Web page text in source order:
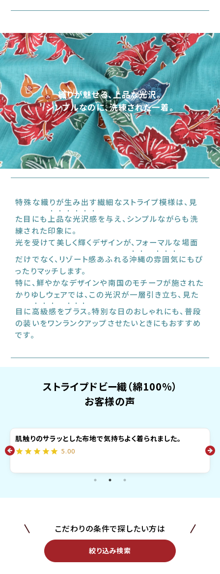
織りが魅せる、上品な光沢。
シンプルなのに、洗練された一着。
特殊な織りが生み出す繊細なストライプ模様は、見
た目にも 上品な光沢感を与え、シンプルながらも洗
練された印象に。
光を受けて美しく輝くデザインが、フォーマルな場面
だけでなく、リゾート感あふれる沖縄の雰囲気にもぴ
ったりマッチします。
特に、鮮やかなデザインや南国のモチーフが施された
かりゆしウェアでは、この光沢が一層引き立ち、見た
目に高級感をプラス。特別な日のおしゃれにも、普段
の装いをワンランクアップさせたいときにもおすすめ
です。
ストライプドビー織（綿100%）
お客様の声
ました。
生地は綿１００でサラサラ、麻の生地を着ているよう
ラ感です。
こだわりの条件で探したい方は
絞り込み検索